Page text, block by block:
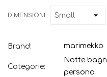
DIMENSIONI
Brand: marimekko
Categorie:
Notte
persona